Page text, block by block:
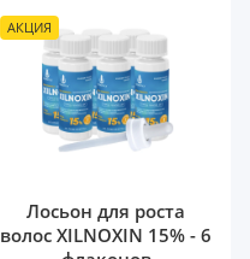
АКЦИЯ
Лосьон для роста
волос XILNOXIN 15% - 6